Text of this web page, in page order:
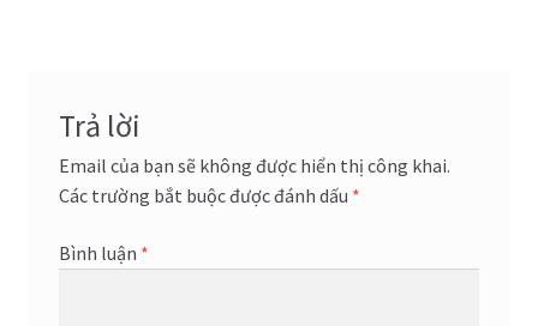
Trả lời
Email của bạn sẽ không được hiển thị công khai.
Các trường bắt buộc được đánh dấu *
Bình luận *